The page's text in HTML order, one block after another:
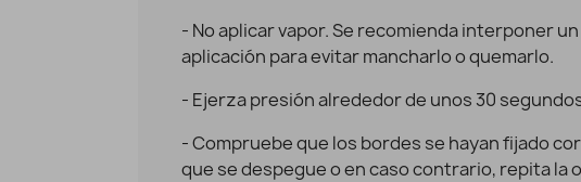
- No aplicar vapor. Se recomienda interponer
aplicación para evitar mancharlo o quemarlo.
- Ejerza presión alrededor de unos 30
- Compruebe que los bordes se hayan fijado
que se despegue o en caso contrario, repita la